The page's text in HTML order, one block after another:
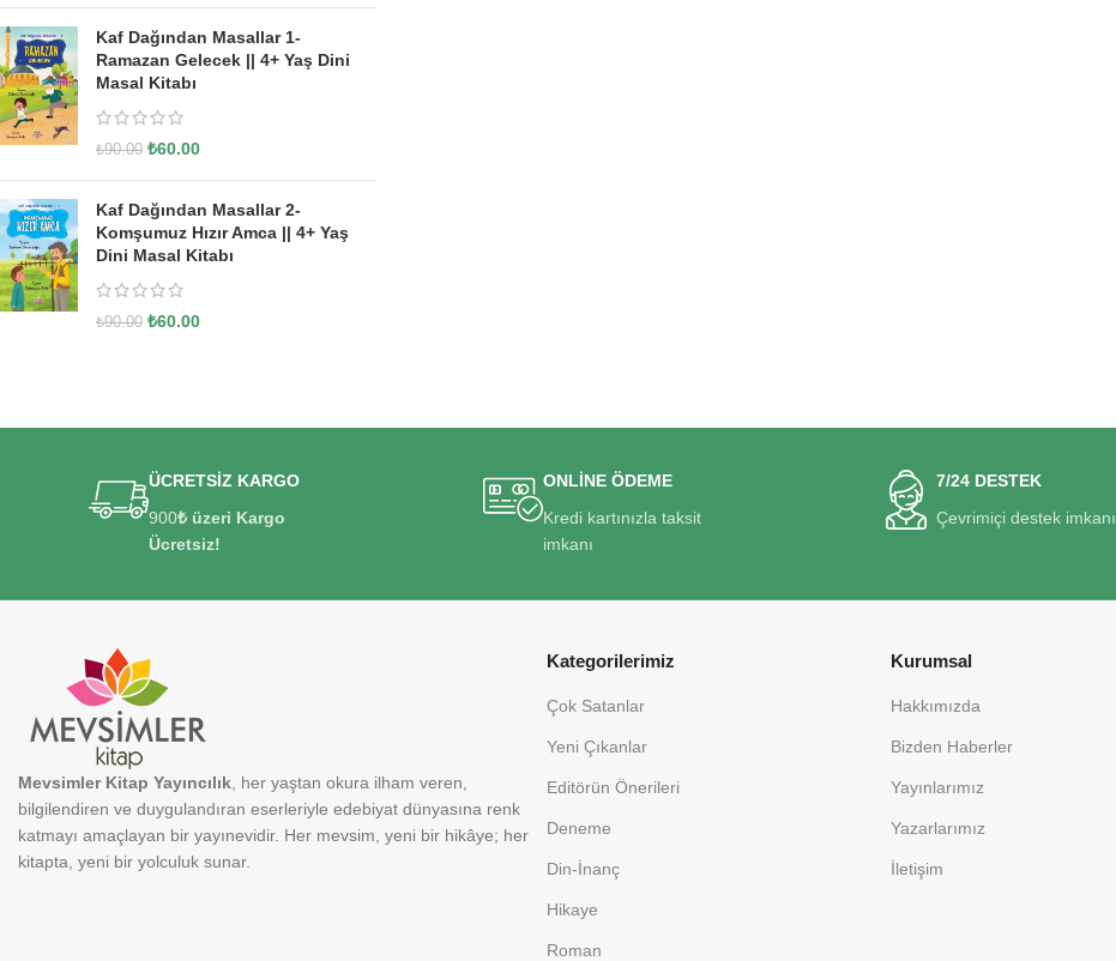
Kaf Dağından Masallar 1-
Ramazan Gelecek || 4+ Yaş Dini
Masal Kitabı
₺90.00 ₺60.00
Kaf Dağından Masallar 2-
Komşumuz Hızır Amca || 4+ Yaş
Dini Masal Kitabı
₺90.00 ₺60.00
ÜCRETSİZ KARGO
900₺ üzeri Kargo
Ücretsiz!
ONLİNE ÖDEME
Kredi kartınızla taksit
imkanı
7/24 DESTEK
Çevrimiçi destek imkanı.
Kategorilerimiz
Çok Satanlar
Yeni Çıkanlar
Editörün Önerileri
Deneme
Din-İnanç
Hikaye
Roman
Kurumsal
Hakkımızda
Bizden Haberler
Yayınlarımız
Yazarlarımız
İletişim
Mevsimler Kitap Yayıncılık , her yaştan okura ilham veren,
bilgilendiren ve duygulandıran eserleriyle edebiyat dünyasına renk
katmayı amaçlayan bir yayınevidir. Her mevsim, yeni bir hikâye; her
kitapta, yeni bir yolculuk sunar.